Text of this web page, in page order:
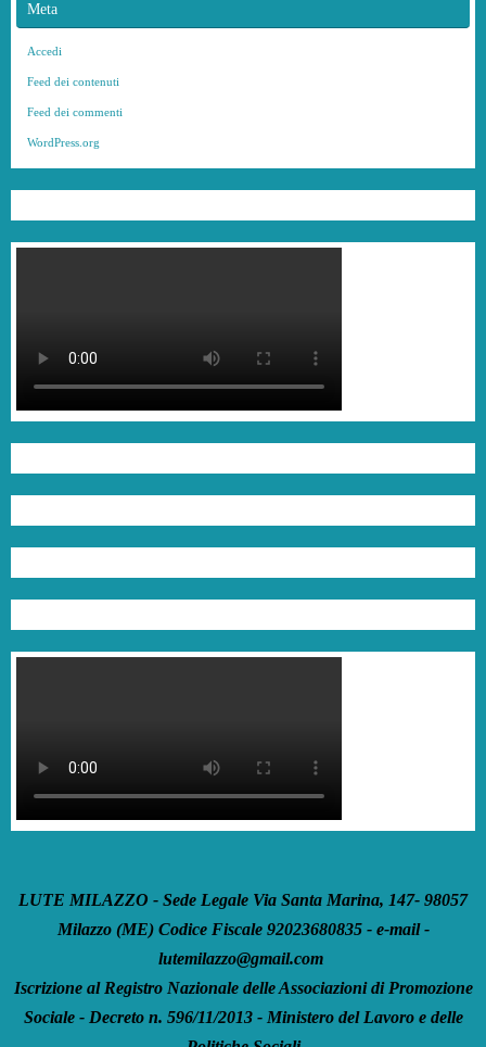
Meta
Accedi
Feed dei contenuti
Feed dei commenti
WordPress.org
LUTE MILAZZO - Sede Legale Via Santa Marina, 147- 98057
Milazzo (ME) Codice Fiscale 92023680835 - e-mail -
lutemilazzo@gmail.com
Iscrizione al Registro Nazionale delle Associazioni di Promozione
Sociale - Decreto n. 596/11/2013 - Ministero del Lavoro e delle